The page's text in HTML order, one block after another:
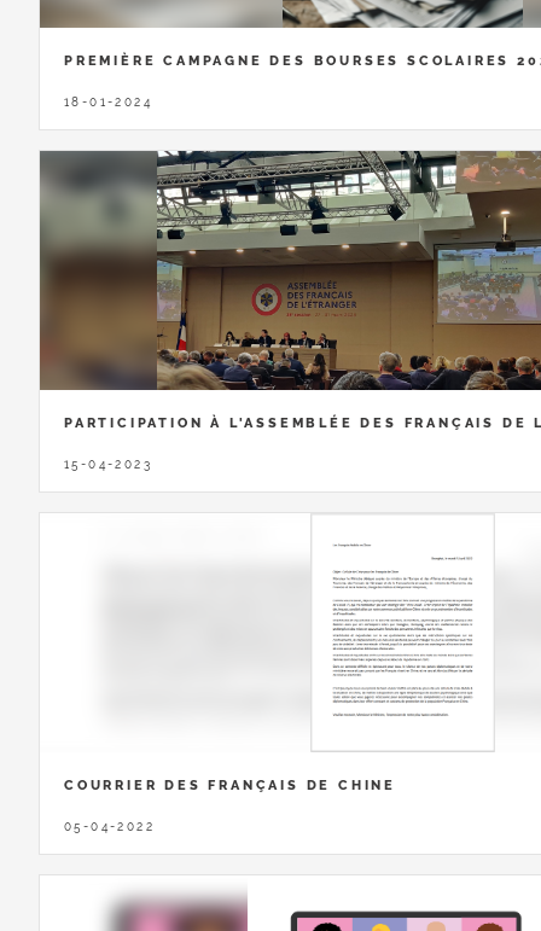
PREMIÈRE CAMPAGNE DES BOURSES SCOLAIRES
18-01-2024
PARTICIPATION À L'ASSEMBLÉE DES FRANÇAIS DE
15-04-2023
COURRIER DES FRANÇAIS DE CHINE
05-04-2022